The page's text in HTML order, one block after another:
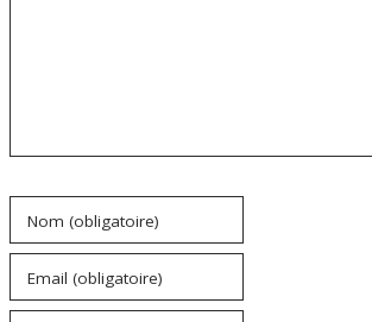
Nom (obligatoire)
Email (obligatoire)